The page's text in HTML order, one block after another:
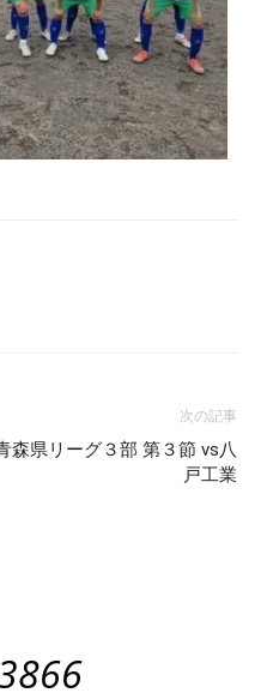
次の記事
森県リーグ３部 第３節 vs八
戸工業